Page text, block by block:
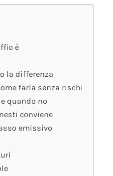
è
la differenza
farla senza rischi
quando no
conviene
emissivo